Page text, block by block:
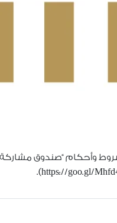
وأحكام “صندوق مشاركة